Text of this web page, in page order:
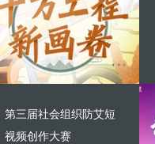
第三届社会组织防艾短
视频创作大赛